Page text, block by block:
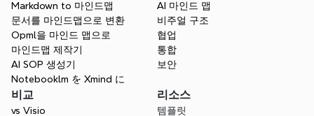
Markdown to 마인드맵
문서를 마인드맵으로 변환
Opml을 마인드 맵으로
마인드맵 제작기
AI SOP 생성기
Notebooklm を Xmind に
AI 마인드 맵
비주얼 구조
협업
통합
보안
비교
vs Visio
리소스
템플릿